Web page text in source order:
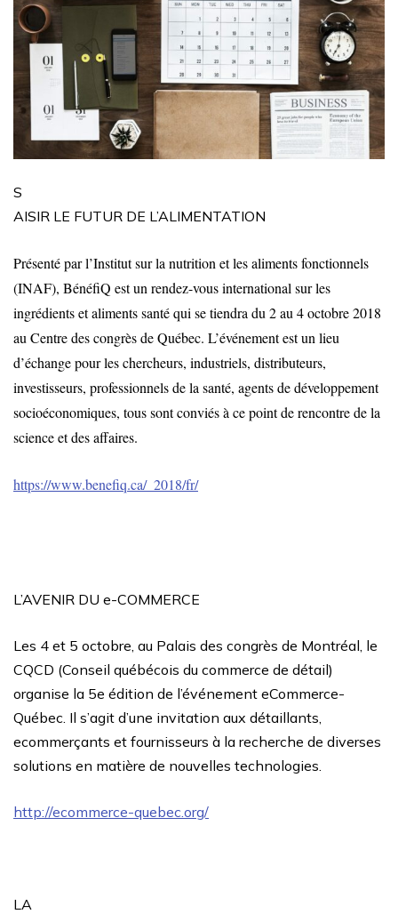
S
AISIR LE FUTUR DE L’ALIMENTATION
Présenté parl’Institut sur la nutrition et les aliments fonctionnels
(INAF), BénéfiQ est un rendez-vous international sur les
ingrédients et aliments santé qui se tiendra du 2 au 4 octobre 2018
au Centre des congrès de Québec. L’événement est un lieu
d’échange pour les chercheurs, industriels, distributeurs,
investisseurs, professionnels de la santé, agents de développement
socioéconomiques, tous sont conviés à ce point de rencontre de la
science et des affaires.
https://www.benefiq.ca/_2018/fr/
L’AVENIR DU e-COMMERCE
Les 4 et 5 octobre, au Palais des congrès de Montréal, le
CQCD (Conseil québécois du commerce de détail)
organise la 5e édition de l’événement eCommerce-
Québec. Il s’agit d’une invitation aux détaillants,
ecommerçants et fournisseurs à la recherche de diverses
solutions en matière de nouvelles technologies.
http://ecommerce-quebec.org/
LA